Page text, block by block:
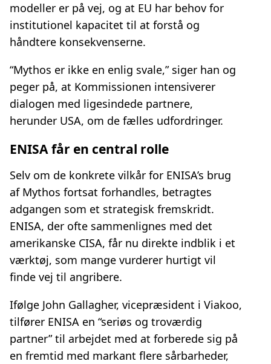
modeller er på vej, og at EU har behov for
institutionel kapacitet til at forstå og
håndtere konsekvenserne.
“Mythos er ikke en enlig svale,” siger han og
peger på, at Kommissionen intensiverer
dialogen med ligesindede partnere,
herunder USA, om de fælles udfordringer.
ENISA får en central rolle
Selv om de konkrete vilkår for ENISA’s brug
af Mythos fortsat forhandles, betragtes
adgangen som et strategisk fremskridt.
ENISA, der ofte sammenlignes med det
amerikanske CISA, får nu direkte indblik i et
værktøj, som mange vurderer hurtigt vil
finde vej til angribere.
Ifølge John Gallagher, vicepræsident i Viakoo,
tilfører ENISA en “seriøs og troværdig
partner” til arbejdet med at forberede sig på
en fremtid med markant flere sårbarheder,